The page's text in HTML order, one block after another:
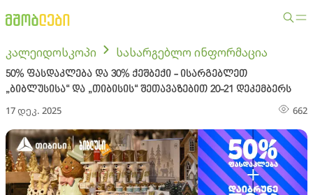
კალეიდოსკოპი სასარგებლო ინფორმაცია
50% ფასდაკლება და 30% ქეშბექი - ისარგებლეთ
„ბიბლუსისა“ და „თიბისის“ შეთავაზებით 20-21 დეკემბერს
17 დეკ. 2025 662